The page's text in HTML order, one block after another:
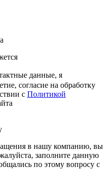
данные, я
согласие на обработку
с Политикой
в нашу компанию, вы
заполните данную
по этому вопросу с